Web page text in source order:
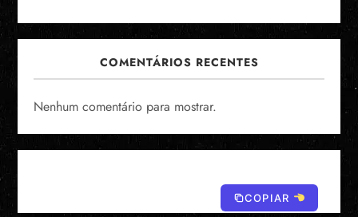
COMENTÁRIOS RECENTES
Nenhum comentário para mostrar.
COPIAR